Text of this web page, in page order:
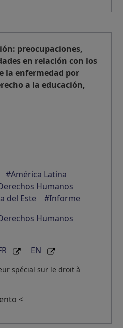
preocupaciones,
en relación con los
la enfermedad por
a la educación,
#América Latina
Humanos
del Este
#Informe
Humanos
EN
spécial sur le droit à
<